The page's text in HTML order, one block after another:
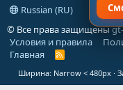
Russian (RU)
© Все права защищены
Условия и правила
Главная
R
S
Ширина